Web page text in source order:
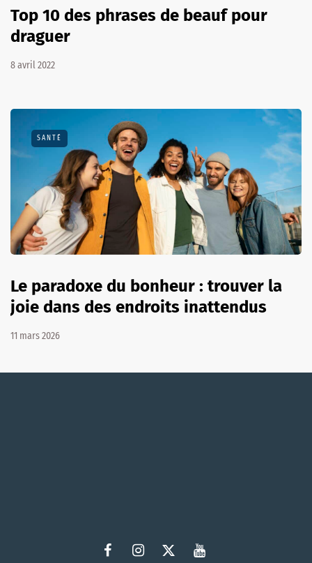
Top 10 des phrases de beauf pour
draguer
8 avril 2022
SANTÉ
Le paradoxe du bonheur : trouver la
joie dans des endroits inattendus
11 mars 2026